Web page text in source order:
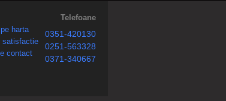
pe harta
satisfactie
contact
Telefoane
0351-420130
0251-563328
0371-340667